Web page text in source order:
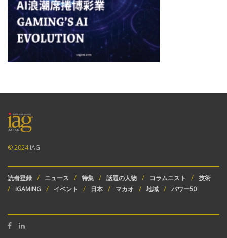
© 2024IAG
読者登録 ニュース 特集 話題の人物 コラムニスト
技術
iGAMING
イベント 日本 マカオ 地域 パワー50